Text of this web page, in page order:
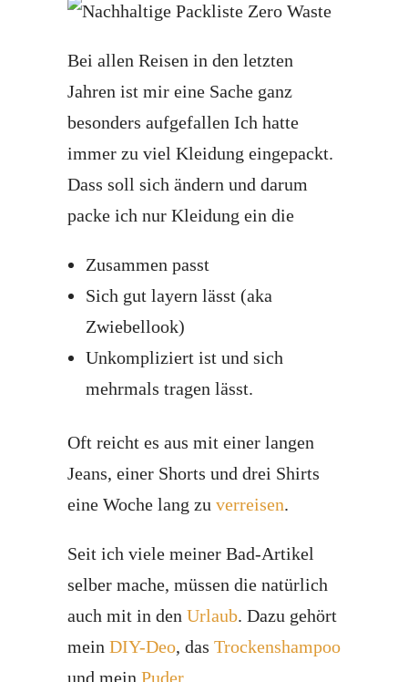
Bei allen Reisen in den letzten
Jahren ist mir eine Sache ganz
besonders aufgefallen Ich hatte
immer zu viel Kleidung eingepackt.
Dass soll sich ändern und darum
packe ich nur Kleidung ein die
Zusammen passt
Sich gut layern lässt (aka
Zwiebellook)
Unkompliziert ist und sich
mehrmals tragen lässt.
Oft reicht es aus mit einer langen
Jeans, einer Shorts und drei Shirts
eine Woche lang zu verreisen.
Seit ich viele meiner Bad-Artikel
selber mache, müssen die natürlich
auch mit in den Urlaub. Dazu gehört
mein DIY-Deo, das Trockenshampoo
und mein Puder.